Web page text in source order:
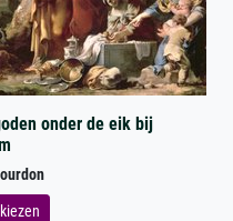
onder de eik bij